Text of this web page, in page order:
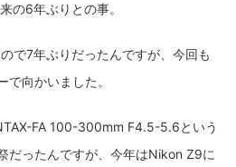
LENS LUMIX G100
LUMIX S1 LUMIX S9
omsystem
の6年ぶりとの事。
で7年ぶりだったんですが、今回も
で向かいました。
FA 100-300mm F4.5-5.6という
だったんですが、今年はNikon Z9に